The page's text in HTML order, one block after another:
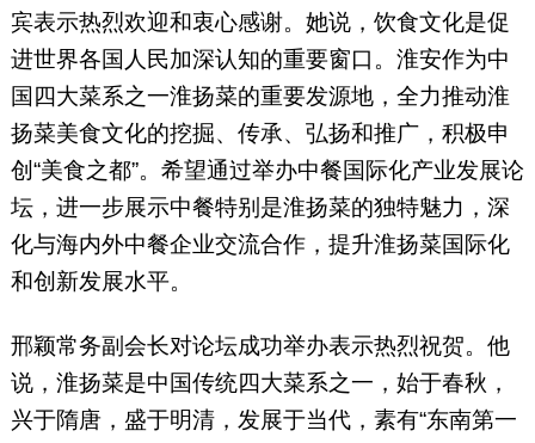
宾表示热烈欢迎和衷心感谢。她说，饮食文化是促
进世界各国人民加深认知的重要窗口。淮安作为中
国四大菜系之一淮扬菜的重要发源地，全力推动淮
扬菜美食文化的挖掘、传承、弘扬和推广，积极申
创“美食之都”。希望通过举办中餐国际化产业发展论
坛，进一步展示中餐特别是淮扬菜的独特魅力，深
化与海内外中餐企业交流合作，提升淮扬菜国际化
和创新发展水平。
邢颖常务副会长对论坛成功举办表示热烈祝贺。他
说，淮扬菜是中国传统四大菜系之一，始于春秋，
兴于隋唐，盛于明清，发展于当代，素有“东南第一